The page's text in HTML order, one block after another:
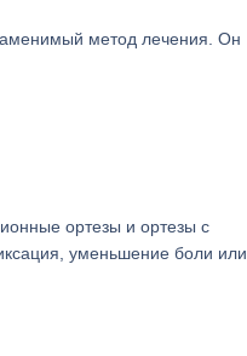
метод лечения. Он
ортезы и ортезы с
уменьшение боли или